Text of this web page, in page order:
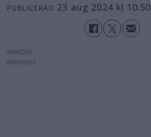
PUBLICERAD 23 aug 2024 kl 10.50
ANNONS